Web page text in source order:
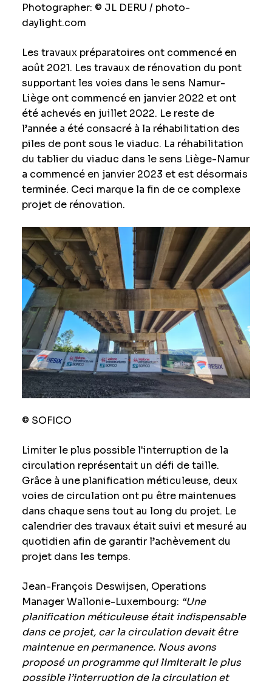
Photographer: © JL DERU / photo-
daylight.com
Les travaux préparatoires ont commencé en
août 2021. Les travaux de rénovation du pont
supportant les voies dans le sens Namur-
Liège ont commencé en janvier 2022 et ont
été achevés en juillet 2022. Le reste de
l’année a été consacré à la réhabilitation des
piles de pont sous le viaduc. La réhabilitation
du tablier du viaduc dans le sens Liège-Namur
a commencé en janvier 2023 et est désormais
terminée. Ceci marque la fin de ce complexe
projet de rénovation.
© SOFICO
Limiter le plus possible l'interruption de la
circulation représentait un défi de taille.
Grâce à une planification méticuleuse, deux
voies de circulation ont pu être maintenues
dans chaque sens tout au long du projet. Le
calendrier des travaux était suivi et mesuré au
quotidien afin de garantir l’achèvement du
projet dans les temps.
Jean-François Deswijsen, Operations
Manager Wallonie-Luxembourg: “Une
planification méticuleuse était indispensable
dans ce projet, car la circulation devait être
maintenue en permanence. Nous avons
proposé un programme qui limiterait le plus
possible l’interruption de la circulation et